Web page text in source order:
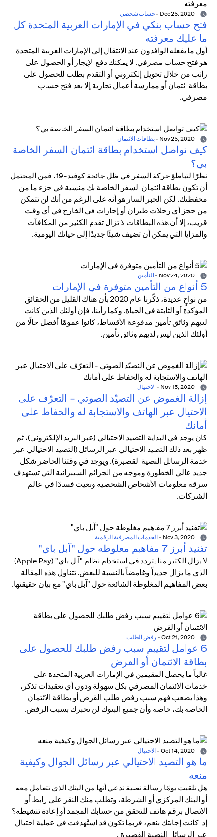
- حساب شخصي
فتح حساب بنكي في الإمارات العربية المتحدة كل
ما عليك معرفته
أول ما يفعله الوافدون عند الانتقال إلى الإمارات العربية المتحدة
هو فتح حساب مصرفي. لا يمكنك دفع الإيجار أو الحصول على
راتب من خلال تحويل إلكتروني أو التقدم بطلب للحصول على
بطاقة ائتمان أو ممارسة أعمال تجارية إلا بعد فتح حساب
مصرفي.
- بطاقات الائتمان
كيف تواصل استخدام بطاقة ائتمان السفر الخاصة
بي؟
نظرًا لتباطؤ حركة السفر في ظل جائحة كوفيد-19، فمن المحتمل
أن تكون بطاقة ائتمان السفر الخاصة بك منسية في جزء ما من
محفظتك. لكن الخبر السار هو أنه على الرغم من أنك لن تتمكن
من حجز أي رحلات طيران أو إجازات في الخارج في أي وقت
قريب، إلا أن هذه البطاقات لا تزال تقدم الكثير من المكافآت
والمزايا التي يمكن أن تضيف شيئًا جديدًا إلى حياتك اليومية.
- التأمين
5 أنواع من التأمين متوفرة في الإمارات
من نواحٍ عديدة، ذكّرنا عام 2020 بأن هناك القليل من الحقائق
المؤكدة أو الثابتة في الحياة. وكما رأينا، فإن أولئك الذين كانت
لديهم وثائق تأمين مدفوعة الأقساط، كانوا عمومًا أفضل حالًا من
أولئك الذين ليس لديهم وثائق تأمين.
- الاحتيال
إزالة الغموض عن التصيّد الصوتي - التعرّف على
الاحتيال عبر الهاتف والاستجابة له والحفاظ على
أمانك
كان يوجد في البداية التصيد الاحتيالي (عبر البريد الإلكتروني)، ثم
ظهر بعد ذلك التصيد الاحتيالي عبر الرسائل (التصيد الاحتيالي عبر
خدمة الرسائل النصية القصيرة). ويوجد في وقتنا الحاضر شكل
جديد عالي الخطورة وموجه من الجرائم السيبرانية التي تستهدف
سرقة معلومات الأشخاص الشخصية وتعيث فسادًا في عالم
الشركات.
- الخدمات المصرفية الرقمية
تفنيد أبرز 7 مفاهيم مغلوطة حول "آبل باي"
لا يزال الكثير منا يتردد في استخدام نظام "آبل باي" (Apple Pay)
الذي ما يزال جديداً وغامضاً بالنسبة للبعض. تتناول هذه المقالة
بعض المفاهيم المغلوطة الشائعة حول "آبل باي" مع بيان حقيقتها.
- رفض الطلب
6 عوامل لتقييم سبب رفض طلبك للحصول على
بطاقة الائتمان أو القرض
غالباً ما يحصل المقيمين في الإمارات العربية المتحدة على
خدمات الائتمان المصرفي بكل سهولة ودون أي تعقيدات تذكر،
وهذا يصعب فهم سبب رفض طلب القرض أو بطاقة الائتمان
الخاصة بك، خاصة وأن جميع البنوك لن تخبرك بسبب الرفض.
- الاحتيال
ما هو التصيد الاحتيالي عبر رسائل الجوال وكيفية
منعه
هل تلقيت يومًا رسالة نصية تدعي أنها من البنك الذي تتعامل معه
أو البنك المركزي أو الشرطة، وتطلب منك النقر على رابط أو
الاتصال برقم هاتف للتحقق من حسابك المجمد أو إعادة تنشيطه؟
إذا كانت إجابتك بنعم، فربما تكون قد استُهدفت في عملية احتيال
عبر الرسائل النصية القصيرة .